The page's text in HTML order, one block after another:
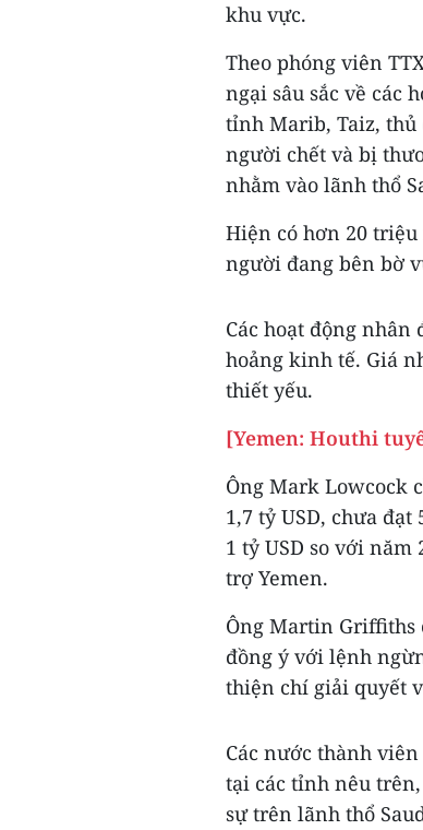
khu vực.
Theo phóng viên
ngại sâu sắc về các
tỉnh Marib, Taiz, thủ
người chết và bị
nhằm vào lãnh thổ
Hiện có hơn 20
người đang bên bờ
Các hoạt động
hoảng kinh tế. Giá
thiết yếu.
[Yemen: Houthi
Ông Mark Lowcock
1,7 tỷ USD, chưa
1 tỷ USD so với năm
trợ Yemen.
Ông Martin Griffiths
đồng ý với lệnh
thiện chí giải quyết
Các nước thành
tại các tỉnh nêu
sự trên lãnh thổ